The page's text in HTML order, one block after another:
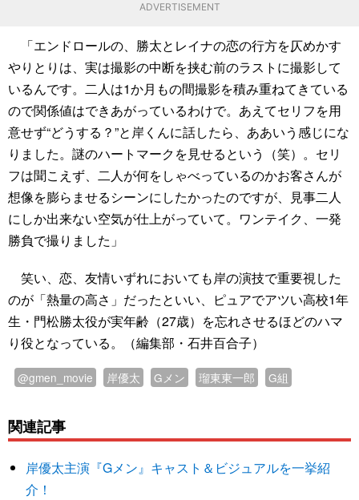
ADVERTISEMENT
「エンドロールの、勝太とレイナの恋の行方を仄めかす
やりとりは、実は撮影の中断を挟む前のラストに撮影して
いるんです。二人は1か月もの間撮影を積み重ねてきている
ので関係値はできあがっているわけで。あえてセリフを用
意せず“どうする？”と岸くんに話したら、ああいう感じにな
りました。謎のハートマークを見せるという（笑）。セリ
フは聞こえず、二人が何をしゃべっているのかお客さんが
想像を膨らませるシーンにしたかったのですが、見事二人
にしか出来ない空気が仕上がっていて。ワンテイク、一発
勝負で撮りました」
笑い、恋、友情いずれにおいても岸の演技で重要視した
のが「熱量の高さ」だったといい、ピュアでアツい高校1年
生・門松勝太役が実年齢（27歳）を忘れさせるほどのハマ
り役となっている。（編集部・石井百合子）
@gmen_movie 岸優太 Gメン 瑠東東一郎 G組
関連記事
岸優太主演『Gメン』キャスト＆ビジュアルを一挙紹
介！